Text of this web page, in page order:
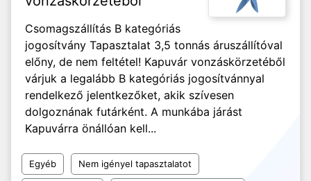
Csomagszállítás B kategóriás
jogosítvány Tapasztalat 3,5 tonnás áruszállítóval
előny, de nem feltétel! Kapuvár vonzáskörzetéből
várjuk a legalább B kategóriás jogosítvánnyal
rendelkező jelentkezőket, akik szívesen
dolgoznának futárként. A munkába járást
Kapuvárra önállóan kell...
Egyéb Nem igényel tapasztalatot